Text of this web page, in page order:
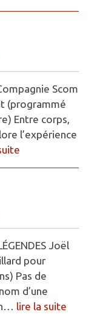
Scom
(programmé
Entre corps,
l’expérience
Joël
pour
Pas de
d’une
lire la suite